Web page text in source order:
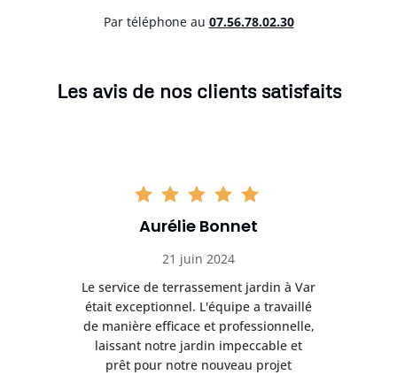
Par téléphone au 07.56.78.02.30
Les avis de nos clients satisfaits
Aurélie Bonnet
21 juin 2024
Le service de terrassement jardin à Var
était exceptionnel. L'équipe a travaillé
de manière efficace et professionnelle,
laissant notre jardin impeccable et
prêt pour notre nouveau projet